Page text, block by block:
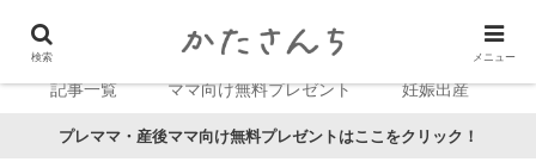
記事一覧 ママ向け無料プレゼント 妊娠出産
プレママ・産後ママ向け無料プレゼントはここをクリック！
検索 メニュー